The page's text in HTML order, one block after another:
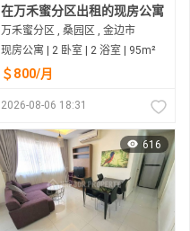
在万禾蜜分区出租的现房公寓
万禾蜜分区 , 桑园区 , 金边市
现房公寓 | 2 卧室 | 2 浴室 | 95m²
＄800/月
2026-08-06 18:31
616